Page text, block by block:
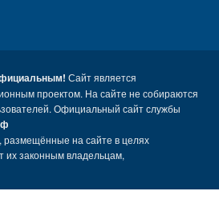
Сайт является
проектом. На сайте не собираются
Официальный сайт службы
размещённые на сайте в целях
их законным владельцам,